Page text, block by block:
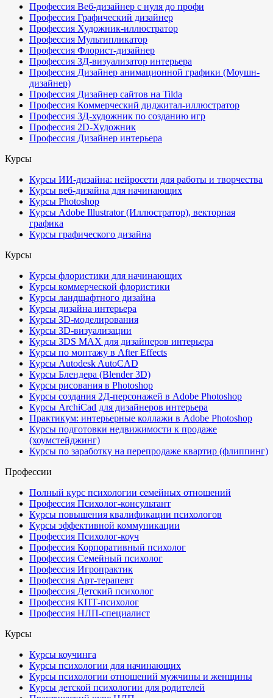
Профессия Веб-дизайнер с нуля до профи
Профессия Графический дизайнер
Профессия Художник-иллюстратор
Профессия Мультипликатор
Профессия Флорист-дизайнер
Профессия 3Д-визуализатор интерьера
Профессия Дизайнер анимационной графики (Моушн-
дизайнер)
Профессия Дизайнер сайтов на Tilda
Профессия Коммерческий диджитал-иллюстратор
Профессия 3Д-художник по созданию игр
Профессия 2D-Художник
Профессия Дизайнер интерьера
Курсы
Курсы ИИ-дизайна: нейросети для работы и творчества
Курсы веб-дизайна для начинающих
Курсы Photoshop
Курсы Adobe Illustrator (Иллюстратор), векторная
графика
Курсы графического дизайна
Курсы
Курсы флористики для начинающих
Курсы коммерческой флористики
Курсы ландшафтного дизайна
Курсы дизайна интерьера
Курсы 3D-моделирования
Курсы 3D-визуализации
Курсы 3DS MAX для дизайнеров интерьера
Курсы по монтажу в After Effects
Курсы Autodesk AutoCAD
Курсы Блендера (Blender 3D)
Курсы рисования в Photoshop
Курсы создания 2Д-персонажей в Adobe Photoshop
Курсы ArchiCad для дизайнеров интерьера
Практикум: интерьерные коллажи в Adobe Photoshop
Курсы подготовки недвижимости к продаже
(хоумстейджинг)
Курсы по заработку на перепродаже квартир (флиппинг)
Профессии
Полный курс психологии семейных отношений
Профессия Психолог-консультант
Курсы повышения квалификации психологов
Курсы эффективной коммуникации
Профессия Психолог-коуч
Профессия Корпоративный психолог
Профессия Семейный психолог
Профессия Игропрактик
Профессия Арт-терапевт
Профессия Детский психолог
Профессия КПТ-психолог
Профессия НЛП-специалист
Курсы
Курсы коучинга
Курсы психологии для начинающих
Курсы психологии отношений мужчины и женщины
Курсы детской психологии для родителей